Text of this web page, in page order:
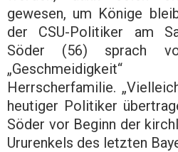
gewesen, um Könige
der CSU-Politiker am
Söder (56) sprach
Herrscherfamilie.
heutiger Politiker
Söder vor Beginn der
Ururenkels des letzten